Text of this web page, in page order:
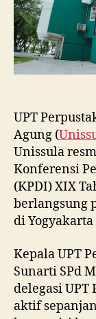
UPT
Agung (
Unissula
Konferensi
(KPDI) XIX
berlangsung
di Yogyakarta
Kepala UPT
Sunarti SPd
delegasi UPT
aktif